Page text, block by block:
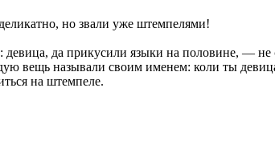
но звали уже штемпелями!
да прикусили языки на половине, — не
вещь называли своим именем: коли ты
на штемпеле.